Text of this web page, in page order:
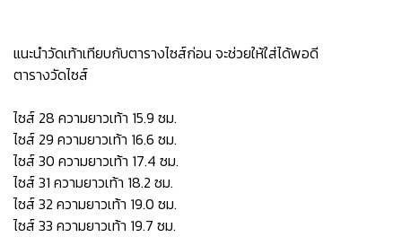
แนะนำวัดเท้าเทียบกับตารางไซส์ก่อน จะช่วยให้ใส่ได้พอดี
ตารางวัดไซส์
ไซส์ 28 ความยาวเท้า 15.9 ซม.
ไซส์ 29 ความยาวเท้า 16.6 ซม.
ไซส์ 30 ความยาวเท้า 17.4 ซม.
ไซส์ 31 ความยาวเท้า 18.2 ซม.
ไซส์ 32 ความยาวเท้า 19.0 ซม.
ไซส์ 33 ความยาวเท้า 19.7 ซม.